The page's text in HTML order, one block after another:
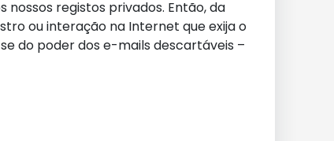
nossos registos privados. Então, da
ou interação na Internet que exija o
do poder dos e-mails descartáveis –